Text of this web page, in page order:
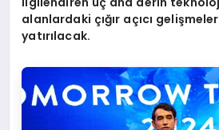
alanlardaki çığır açıcı geli
yatırılacak.